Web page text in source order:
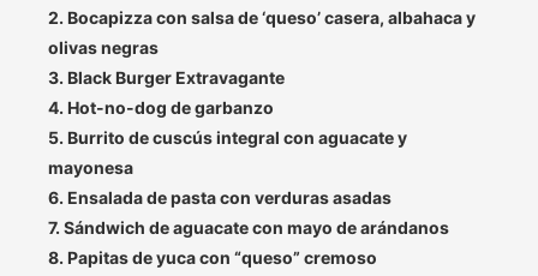
2. Bocapizza con salsa de ‘queso’ casera, albahaca y
olivas negras
3. Black Burger Extravagante
4. Hot-no-dog de garbanzo
5. Burrito de cuscús integral con aguacate y
mayonesa
6. Ensalada de pasta con verduras asadas
7. Sándwich de aguacate con mayo de arándanos
8. Papitas de yuca con “queso” cremoso